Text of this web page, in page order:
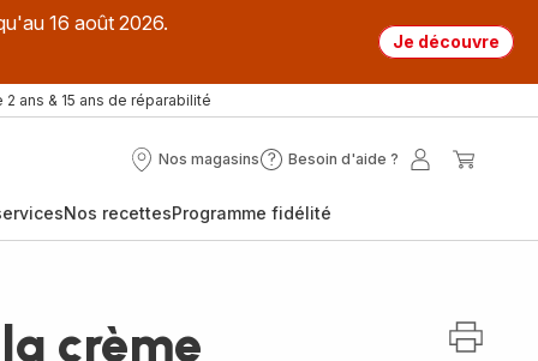
16 août 2026.
Je découvre
2 ans & 15 ans de réparabilité
Nos magasins
Nos
Besoin d'aide ?
Besoin
?
Mon
Nos recettesProgramme fidélité
crème